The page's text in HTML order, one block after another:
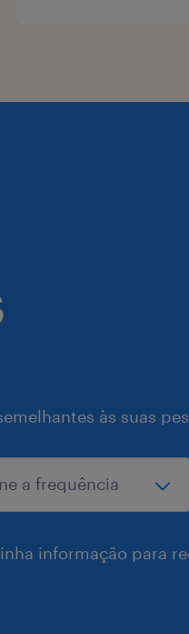
às suas
informação para